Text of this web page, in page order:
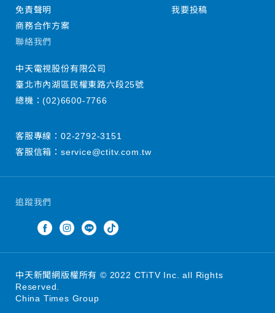
追蹤我們
免責聲明
商務合作方案
我要投稿
聯絡我們
中天電視股份有限公司
臺北市內湖區民權東路六段25號
總機：(02)6600-7766
客服專線： 02-2792-3151
客服信箱： service@ctitv.com.tw
中天新聞網版權所有 © 2022 CTiTV Inc. all Rights
Reserved.
China Times Group